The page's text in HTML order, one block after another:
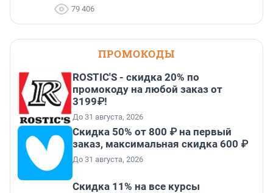
79 406
ПРОМОКОДЫ
ROSTIC'S - скидка 20% по
промокоду на любой заказ от
3199₽!
До 31 августа, 2026
Скидка 50% от 800 ₽ на первый
заказ, максимальная скидка 600 ₽
До 31 августа, 2026
Скидка 11% на все курсы